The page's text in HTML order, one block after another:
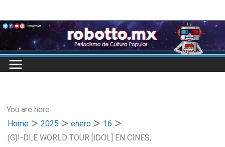
to
content
You are here:
Home
2025 enero
16
(G)I-DLE WORLD TOUR [iDOL] EN CINES,